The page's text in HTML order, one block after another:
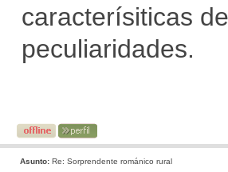
caracterísiticas
peculiaridades.
Asunto: Re: Sorprendente románico rural